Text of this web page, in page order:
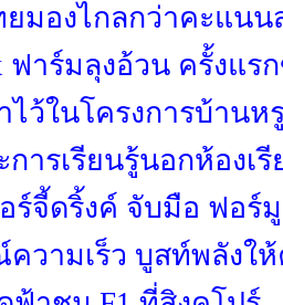
ยมองไกลกว่าคะแนน
ฟาร์มลุงอ้วน ครั้งแ
ไว้ในโครงการบ้านห
ารเรียนรู้นอกห้องเรี
อร์จี้ดริ้งค์ จับมือ ฟอร์
ความเร็ว บูสท์พลัง